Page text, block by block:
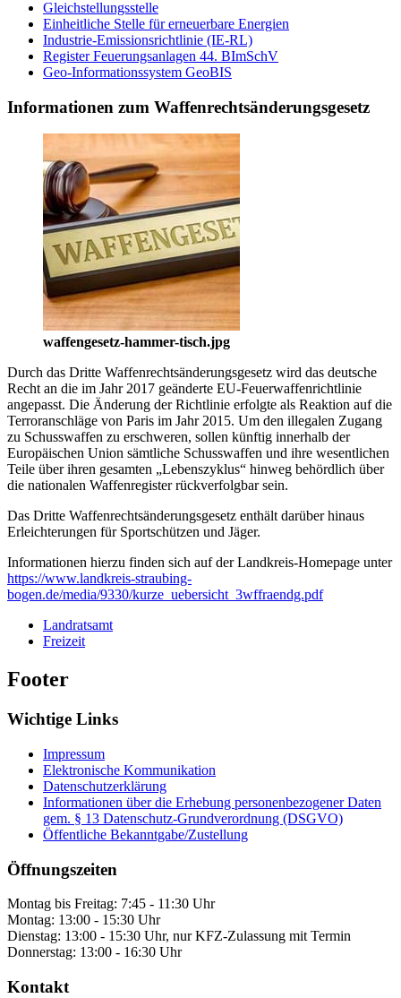
Gleichstellungsstelle
Einheitliche Stelle für erneuerbare Energien
Industrie-Emissionsrichtlinie (IE-RL)
Register Feuerungsanlagen 44. BImSchV
Geo-Informationssystem GeoBIS
Informationen zum Waffenrechtsänderungsgesetz
waffengesetz-hammer-tisch.jpg
Durch das Dritte Waffenrechtsänderungsgesetz wird das deutsche
Recht an die im Jahr 2017 geänderte EU-Feuerwaffenrichtlinie
angepasst. Die Änderung der Richtlinie erfolgte als Reaktion auf die
Terroranschläge von Paris im Jahr 2015. Um den illegalen Zugang
zu Schusswaffen zu erschweren, sollen künftig innerhalb der
Europäischen Union sämtliche Schusswaffen und ihre wesentlichen
Teile über ihren gesamten „Lebenszyklus“ hinweg behördlich über
die nationalen Waffenregister rückverfolgbar sein.
Das Dritte Waffenrechtsänderungsgesetz enthält darüber hinaus
Erleichterungen für Sportschützen und Jäger.
Informationen hierzu finden sich auf der Landkreis-Homepage unter
https://www.landkreis-straubing-
bogen.de/media/9330/kurze_uebersicht_3wffraendg.pdf
Landratsamt
Freizeit
Footer
Wichtige Links
Impressum
Elektronische Kommunikation
Datenschutzerklärung
Informationen über die Erhebung personenbezogener Daten
gem. § 13 Datenschutz-Grundverordnung (DSGVO)
Öffentliche Bekanntgabe/Zustellung
Öffnungszeiten
Montag bis Freitag: 7:45 - 11:30 Uhr
Montag: 13:00 - 15:30 Uhr
Dienstag: 13:00 - 15:30 Uhr, nur KFZ-Zulassung mit Termin
Donnerstag: 13:00 - 16:30 Uhr
Kontakt